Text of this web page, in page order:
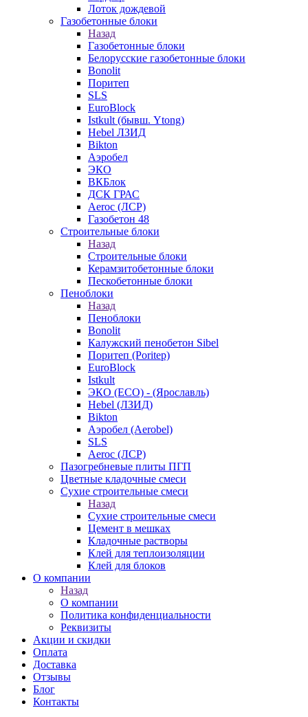
Лоток дождевой
Газобетонные блоки
Назад
Газобетонные блоки
Белорусские газобетонные блоки
Bonolit
Поритеп
SLS
EuroBlock
Istkult (бывш. Ytong)
Hebel ЛЗИД
Bikton
Аэробел
ЭКО
ВКБлок
ДСК ГРАС
Aeroc (ЛСР)
Газобетон 48
Строительные блоки
Назад
Строительные блоки
Керамзитобетонные блоки
Пескобетонные блоки
Пеноблоки
Назад
Пеноблоки
Bonolit
Калужский пенобетон Sibel
Поритеп (Poritep)
EuroBlock
Istkult
ЭКО (ECO) - (Ярославль)
Hebel (ЛЗИД)
Bikton
Аэробел (Aerobel)
SLS
Aeroc (ЛСР)
Пазогребневые плиты ПГП
Цветные кладочные смеси
Сухие строительные смеси
Назад
Сухие строительные смеси
Цемент в мешках
Кладочные растворы
Клей для теплоизоляции
Клей для блоков
О компании
Назад
О компании
Политика конфиденциальности
Реквизиты
Акции и скидки
Оплата
Доставка
Отзывы
Блог
Контакты